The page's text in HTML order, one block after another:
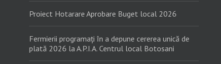
Proiect Hotarare Aprobare Buget local 2026
Fermierii programați în a depune cererea unică de
plată 2026 la A.P.I.A. Centrul local Botosani